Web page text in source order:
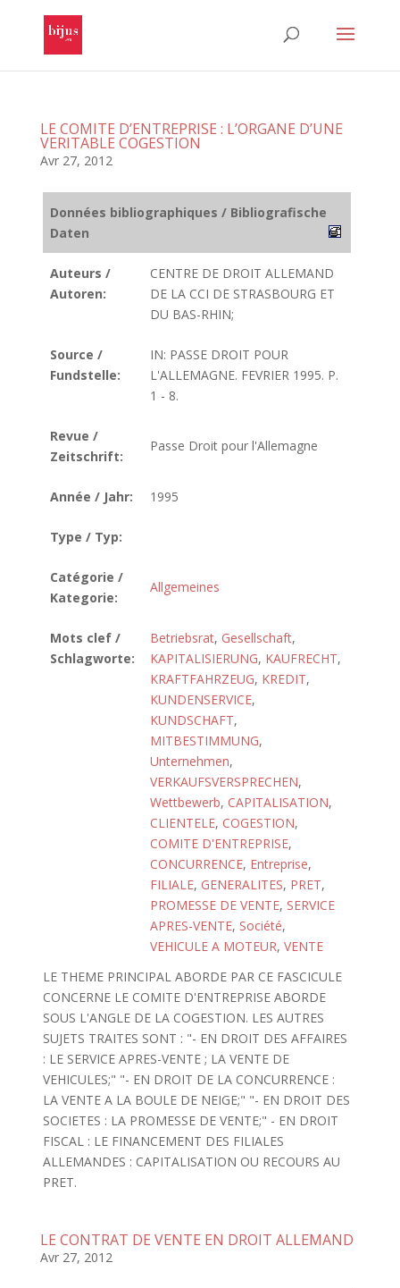
LE COMITE D’ENTREPRISE : L’ORGANE D’UNE
VERITABLE COGESTION
Avr 27, 2012
Données bibliographiques / Bibliografische
Daten
Auteurs /
Autoren:
CENTRE DE DROIT ALLEMAND
DE LA CCI DE STRASBOURG ET
DU BAS-RHIN;
Source /
Fundstelle:
IN: PASSE DROIT POUR
L'ALLEMAGNE. FEVRIER 1995. P.
1 - 8.
Revue /
Zeitschrift:
Passe Droit pour l'Allemagne
Année / Jahr: 1995
Type / Typ:
Catégorie /
Kategorie:
Allgemeines
Mots clef /
Schlagworte:
Betriebsrat, Gesellschaft,
KAPITALISIERUNG, KAUFRECHT,
KRAFTFAHRZEUG, KREDIT,
KUNDENSERVICE,
KUNDSCHAFT,
MITBESTIMMUNG,
Unternehmen,
VERKAUFSVERSPRECHEN,
Wettbewerb, CAPITALISATION,
CLIENTELE, COGESTION,
COMITE D'ENTREPRISE,
CONCURRENCE, Entreprise,
FILIALE, GENERALITES, PRET,
PROMESSE DE VENTE, SERVICE
APRES-VENTE, Société,
VEHICULE A MOTEUR, VENTE
LE THEME PRINCIPAL ABORDE PAR CE FASCICULE
CONCERNE LE COMITE D'ENTREPRISE ABORDE
SOUS L'ANGLE DE LA COGESTION. LES AUTRES
SUJETS TRAITES SONT : "- EN DROIT DES AFFAIRES
: LE SERVICE APRES-VENTE ; LA VENTE DE
VEHICULES;" "- EN DROIT DE LA CONCURRENCE :
LA VENTE A LA BOULE DE NEIGE;" "- EN DROIT DES
SOCIETES : LA PROMESSE DE VENTE;" - EN DROIT
FISCAL : LE FINANCEMENT DES FILIALES
ALLEMANDES : CAPITALISATION OU RECOURS AU
PRET.
LE CONTRAT DE VENTE EN DROIT ALLEMAND
Avr 27, 2012